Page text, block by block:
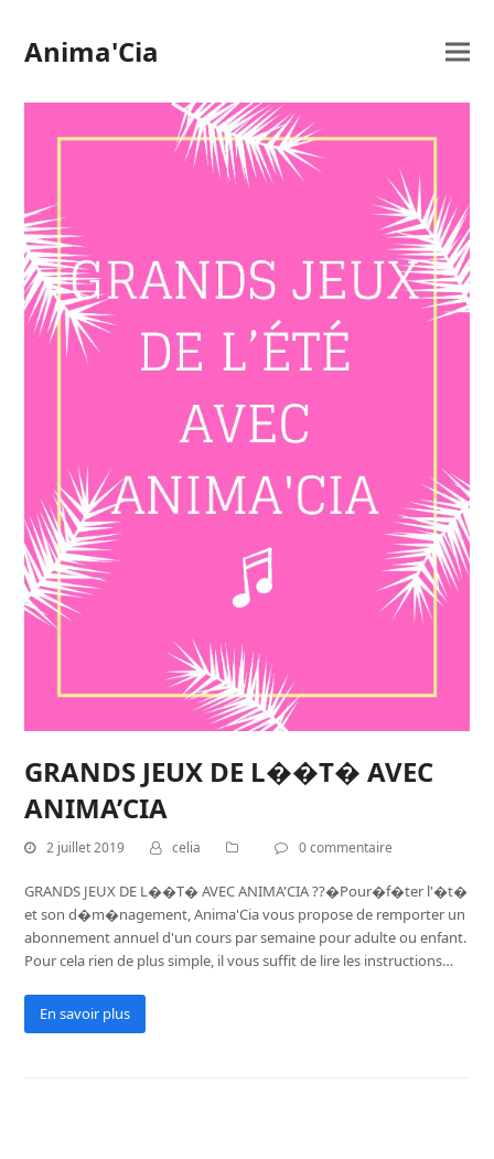
Anima'Cia
GRANDS JEUX DE L��T� AVEC
ANIMA’CIA
2 juillet 2019 celia 0 commentaire
GRANDS JEUX DE L��T� AVEC ANIMA'CIA ??�Pour�f�ter l'�t�
et son d�m�nagement, Anima'Cia vous propose de remporter un
abonnement annuel d'un cours par semaine pour adulte ou enfant.
Pour cela rien de plus simple, il vous suffit de lire les instructions…
En savoir plus